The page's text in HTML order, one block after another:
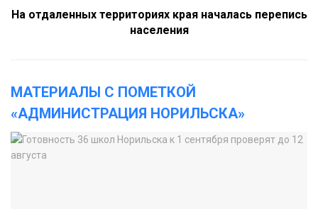
На отдаленных территориях края началась перепись
населения
МАТЕРИАЛЫ С ПОМЕТКОЙ
«АДМИНИСТРАЦИЯ НОРИЛЬСКА»